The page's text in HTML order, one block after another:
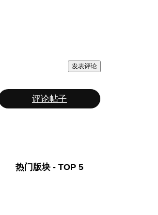
发表评论
评论帖子
热门版块 - TOP 5